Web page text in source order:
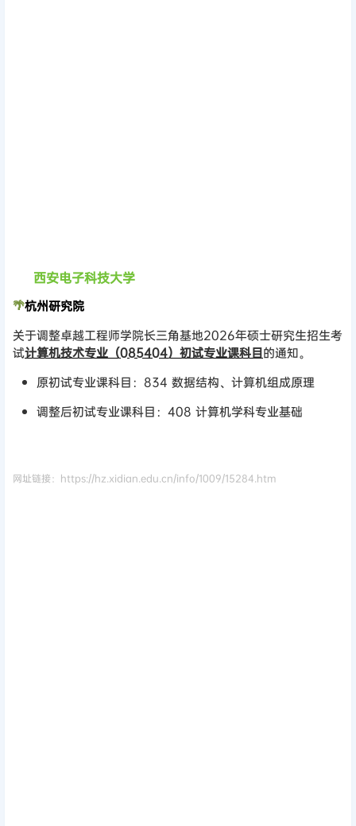
西安电子科技大学
🌴杭州研究院
关于调整卓越工程师学院长三角基地2026年硕士研究生招生考
试计算机技术专业（085404）初试专业课科目的通知。
原初试专业课科目：834 数据结构、计算机组成原理
调整后初试专业课科目：408 计算机学科专业基础
网址链接：https://hz.xidian.edu.cn/info/1009/15284.htm